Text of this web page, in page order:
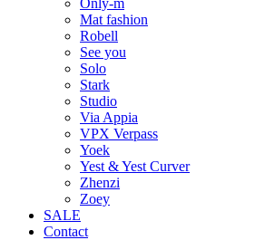
Only-m
Mat fashion
Robell
See you
Solo
Stark
Studio
Via Appia
VPX Verpass
Yoek
Yest & Yest Curver
Zhenzi
Zoey
SALE
Contact